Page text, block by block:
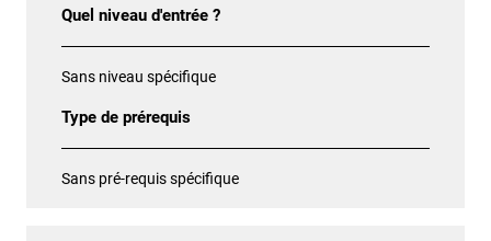
Quel niveau d'entrée ?
Sans niveau spécifique
Type de prérequis
Sans pré-requis spécifique